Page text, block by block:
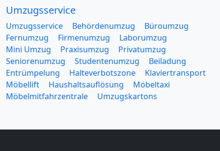
Umzugsservice
Umzugsservice Behördenumzug
Büroumzug
Fernumzug
Firmenumzug
Laborumzug
Mini Umzug
Praxisumzug
Privatumzug
Seniorenumzug
Studentenumzug
Beiladung
Entrümpelung
Halteverbotszone
Klaviertransport
Möbellift
Haushaltsauflösung
Möbeltaxi
Möbelmitfahrzentrale
Umzugskartons